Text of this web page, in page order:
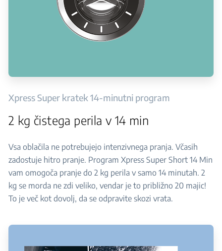
Xpress Super kratek 14-minutni program
2 kg čistega perila v 14 min
Vsa oblačila ne potrebujejo intenzivnega pranja. Včasih
zadostuje hitro pranje. Program Xpress Super Short 14 Min
vam omogoča pranje do 2 kg perila v samo 14 minutah. 2
kg se morda ne zdi veliko, vendar je to približno 20 majic!
To je več kot dovolj, da se odpravite skozi vrata.